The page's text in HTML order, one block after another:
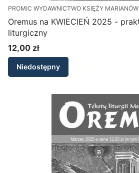
PROMIC WYDAWNICTWO KSIĘŻY MARIANÓW
Oremus na KWIECIEŃ 2025 - praktyczny przewodnik
liturgiczny
Cena
12,00 zł
Niedostępny